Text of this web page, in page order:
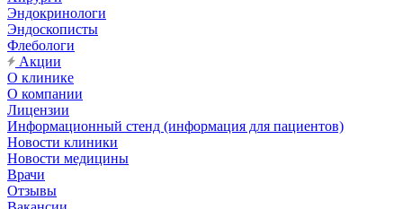
Эндокринологи
Эндоскописты
Флебологи
Акции
О клинике
О компании
Лицензии
Информационный стенд (информация для пациентов)
Новости клиники
Новости медицины
Врачи
Отзывы